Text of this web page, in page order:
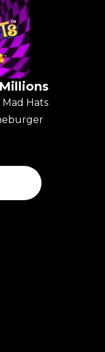
Hats